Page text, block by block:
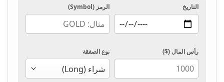
التاريخ الرمز (Symbol)
رأس المال ($) نوع الصفقة